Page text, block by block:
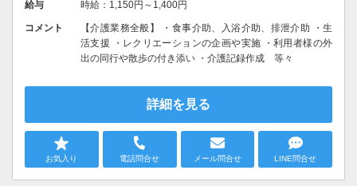
給与 時給：1,150円～1,400円
コメント
【介護業務全般】 ・食事介助、入浴介助、排泄介助 ・生
活支援 ・レクリエーションの企画や実施 ・利用者様の外
出の同行や散歩の付き添い ・介護記録作成 等々
詳細を見る
お気入り 電話問合せ メール問合せ LINE問合せ